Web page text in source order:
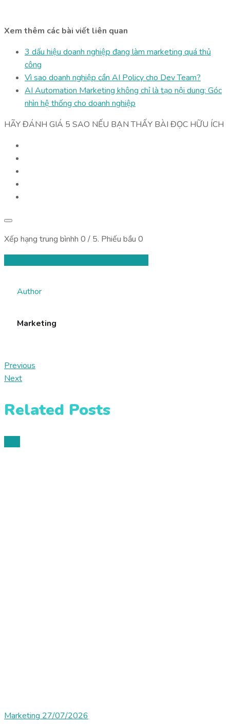
Xem thêm các bài viết liên quan
3 dấu hiệu doanh nghiệp đang làm marketing quá thủ
công
Vì sao doanh nghiệp cần AI Policy cho Dev Team?
AI Automation Marketing không chỉ là tạo nội dung: Góc
nhìn hệ thống cho doanh nghiệp
HÃY ĐÁNH GIÁ 5 SAO NẾU BẠN THẤY BÀI ĐỌC HỮU ÍCH
Xếp hạng trung bìnhh 0 / 5. Phiếu bầu 0
Author
Marketing
Previous
Next
Related Posts
Marketing 27/07/2026